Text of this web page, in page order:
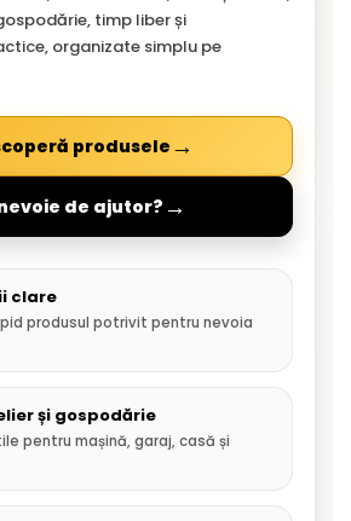
timp liber și
organizate simplu pe
produsele →
de ajutor? →
clare
produsul potrivit pentru nevoia
și gospodărie
pentru mașină, garaj, casă și